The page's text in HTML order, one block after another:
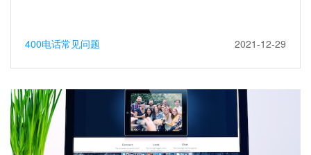
400电话常见问题 2021-12-29